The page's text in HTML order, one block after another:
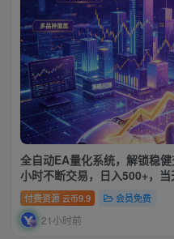
全自动EA量化系统，解锁稳
小时不断交易，日入500+，
无需熬夜盯盘，解放双手，时
付费资源 云币9.9 会员免费
21小时前